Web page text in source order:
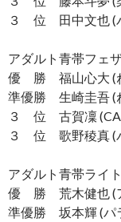
３ 位 田中文也 (
アダルト青帯フェ
優 勝 福山心大 (
準優勝 生崎圭吾 (
３ 位 古賀凜
３ 位 歌野稜真 (
アダルト青帯ライ
優 勝 荒木健也 (
準優勝 坂本輝 (パ